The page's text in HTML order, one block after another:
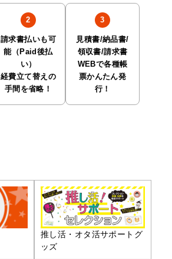
請求書払いも可
能（Paid後払
い）
経費立て替えの
手間を省略！
見積書/納品書/
領収書/請求書
WEBで各種帳
票かんたん発
行！
推し活・オタ活サポートグ
ッズ